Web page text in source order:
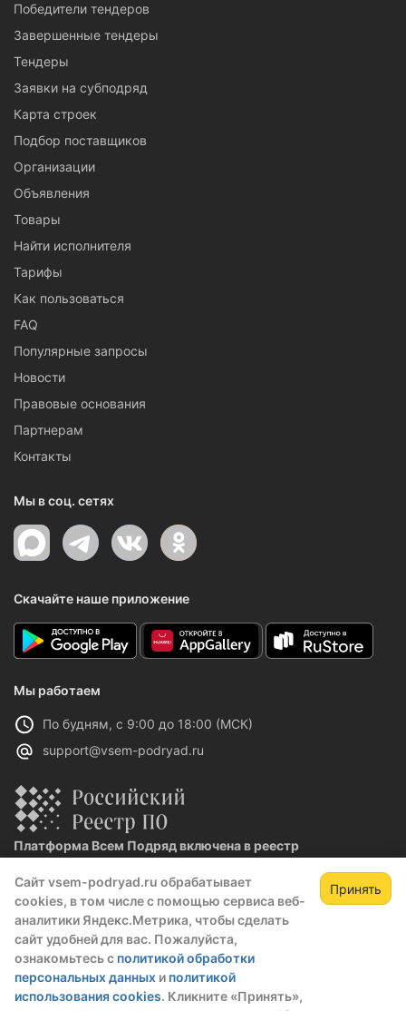
Сайт vsem-podryad.ru обрабатывает
cookies, в том числе с помощью сервиса веб-
аналитики Яндекс.Метрика, чтобы сделать
сайт удобней для вас. Пожалуйста,
ознакомьтесь с политикой обработки
персональных данных и политикой
использования cookies. Кликните «Принять»,
Принять
Победители тендеров
Завершенные тендеры
Тендеры
Заявки на субподряд
Карта строек
Подбор поставщиков
Организации
Объявления
Товары
Найти исполнителя
Тарифы
Как пользоваться
FAQ
Популярные запросы
Новости
Правовые основания
Партнерам
Контакты
Мы в соц. сетях
Скачайте наше приложение
Мы работаем
По будням, с 9:00 до 18:00 (МСК)
support@vsem-podryad.ru
Платформа Всем Подряд включена в реестр
Реестровая запись №32021 от 06.02.2026
Политика конфиденциальности
О компании